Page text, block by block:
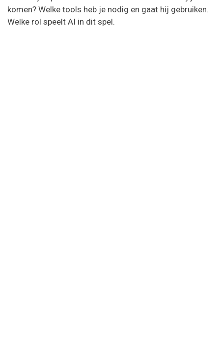
komen? Welke tools heb je nodig en gaat hij gebruiken.
Welke rol speelt AI in dit spel.